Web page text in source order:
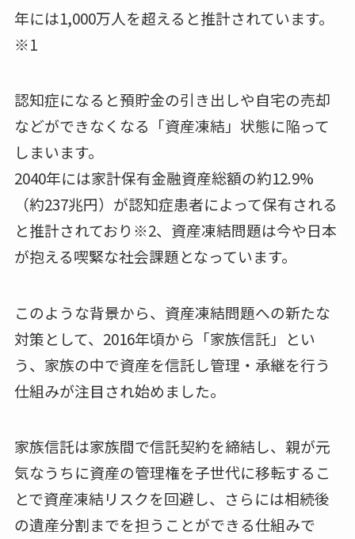
年には1,000万人を超えると推計されています。
※1
認知症になると預貯金の引き出しや自宅の売却
などができなくなる「資産凍結」状態に陥って
しまいます。
2040年には家計保有金融資産総額の約12.9%
（約237兆円）が認知症患者によって保有される
と推計されており※2、資産凍結問題は今や日本
が抱える喫緊な社会課題となっています。
このような背景から、資産凍結問題への新たな
対策として、2016年頃から「家族信託」とい
う、家族の中で資産を信託し管理・承継を⾏う
仕組みが注⽬され始めました。
家族信託は家族間で信託契約を締結し、親が元
気なうちに資産の管理権を子世代に移転するこ
とで資産凍結リスクを回避し、さらには相続後
の遺産分割までを担うことができる仕組みで